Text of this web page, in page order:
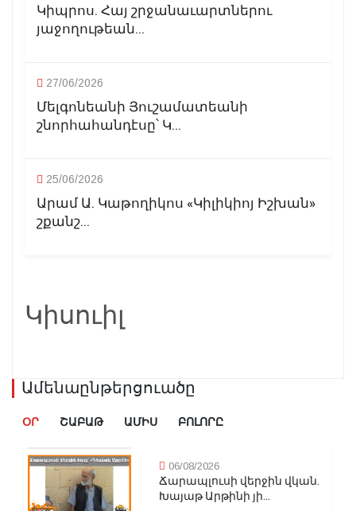
Կիպրոս. Հայ շրջանաւարտներու
յաջողութեան...
27/06/2026
Մելգոնեանի Յուշամատեանի
շնորհահանդէսը՝ Կ...
25/06/2026
Արամ Ա. Կաթողիկոս «Կիլիկիոյ Իշխան»
շքանշ...
Կիսուիլ
Ամենաընթերցուածը
ՕՐ ՇԱԲԱԹ ԱՄԻՍ ԲՈԼՈՐԸ
06/08/2026
Ճարապլուսի վերջին վկան.
Խայաթ Արթինի յի...